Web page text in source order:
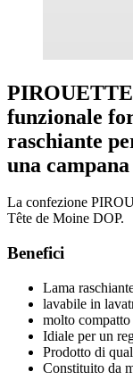
PIROUETTE
funzionale
raschiante
una
La confezione
Tête de Moine DOP.
Benefici
Lama
lavabile in
molto compatto
Idiale per un
Prodotto di
Constituito da